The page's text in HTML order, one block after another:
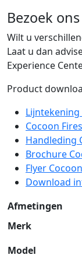
Bezoek
Wilt u
Laat u dan
Experience
Product
Lijntekening
Cocoon
Handleding
Brochure
Flyer
Download
Afmetingen
Merk
Model